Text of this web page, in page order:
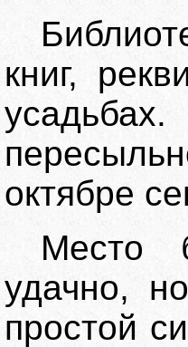
книг,
октябре
Место
удачно,
простой